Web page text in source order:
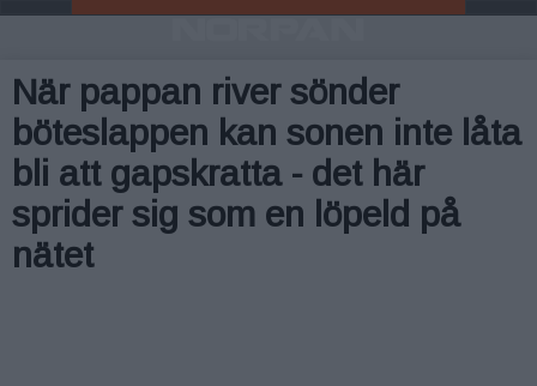
När pappan river sönder
böteslappen kan sonen inte låta
bli att gapskratta - det här
sprider sig som en löpeld på
nätet